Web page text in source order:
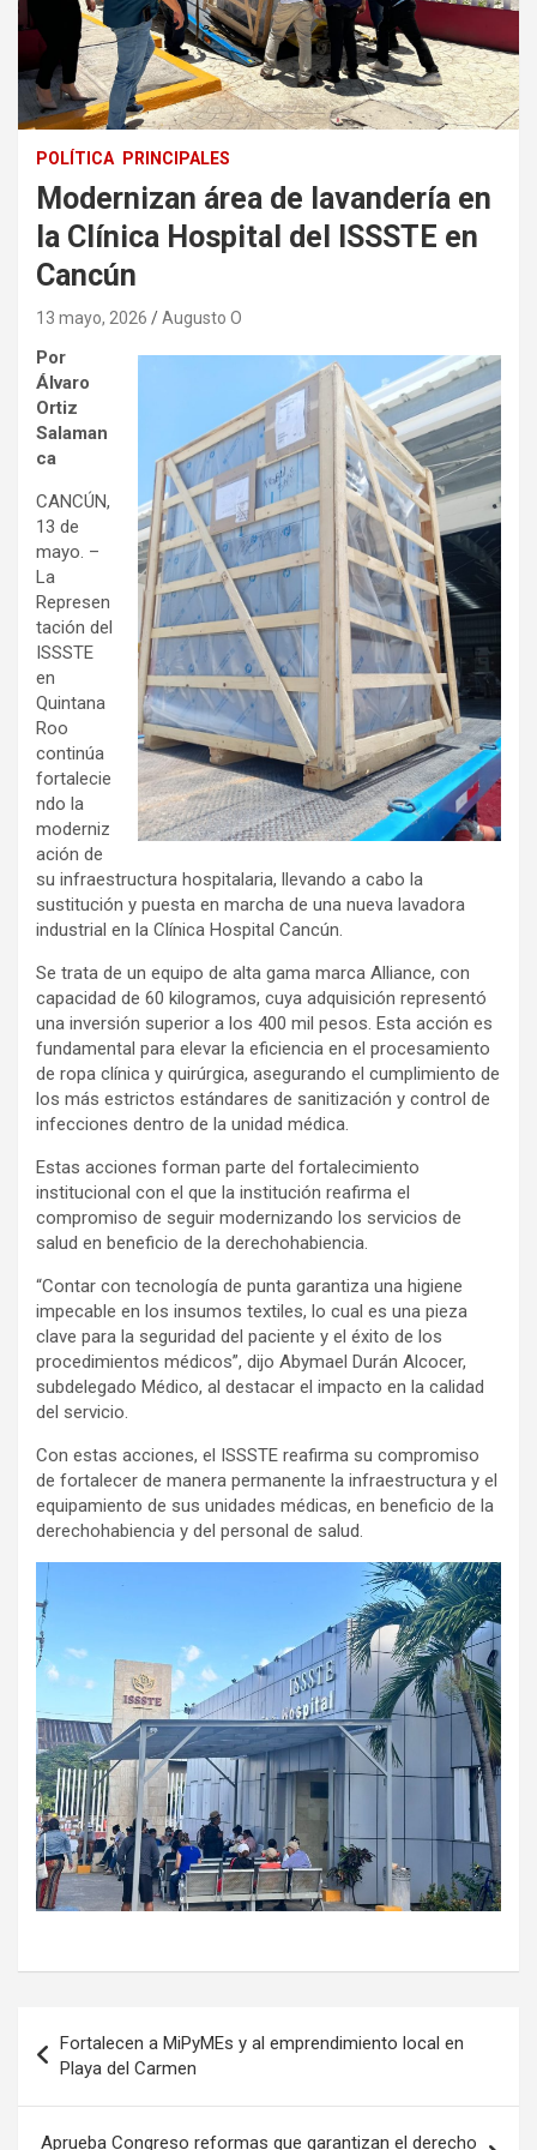
POLÍTICA PRINCIPALES
Modernizan área de lavandería en
la Clínica Hospital del ISSSTE en
Cancún
13 mayo, 2026 Augusto O
Por
Álvaro
Ortiz
Salaman
ca
CANCÚN,
13 de
mayo. –
La
Represen
tación del
ISSSTE
en
Quintana
Roo
continúa
fortalecie
ndo la
moderniz
ación de
su infraestructura hospitalaria, llevando a cabo la
sustitución y puesta en marcha de una nueva lavadora
industrial en la Clínica Hospital Cancún.
Se trata de un equipo de alta gama marca Alliance, con
capacidad de 60 kilogramos, cuya adquisición representó
una inversión superior a los 400 mil pesos. Esta acción es
fundamental para elevar la eficiencia en el procesamiento
de ropa clínica y quirúrgica, asegurando el cumplimiento de
los más estrictos estándares de sanitización y control de
infecciones dentro de la unidad médica.
Estas acciones forman parte del fortalecimiento
institucional con el que la institución reafirma el
compromiso de seguir modernizando los servicios de
salud en beneficio de la derechohabiencia.
“Contar con tecnología de punta garantiza una higiene
impecable en los insumos textiles, lo cual es una pieza
clave para la seguridad del paciente y el éxito de los
procedimientos médicos”, dijo Abymael Durán Alcocer,
subdelegado Médico, al destacar el impacto en la calidad
del servicio.
Con estas acciones, el ISSSTE reafirma su compromiso
de fortalecer de manera permanente la infraestructura y el
equipamiento de sus unidades médicas, en beneficio de la
derechohabiencia y del personal de salud.
de
entradas
Fortalecen a MiPyMEs y al emprendimiento local en
Playa del Carmen
Aprueba Congreso reformas que garantizan el derecho